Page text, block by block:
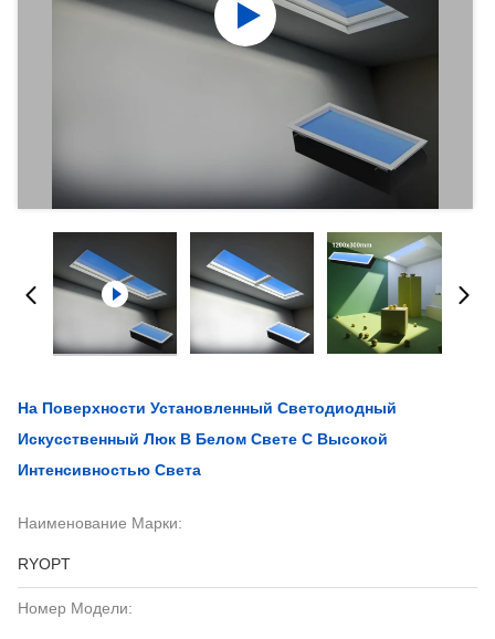
На Поверхности Установленный Светодиодный
Искусственный Люк В Белом Свете С Высокой
Интенсивностью Света
Наименование Марки:
RYOPT
Номер Модели: